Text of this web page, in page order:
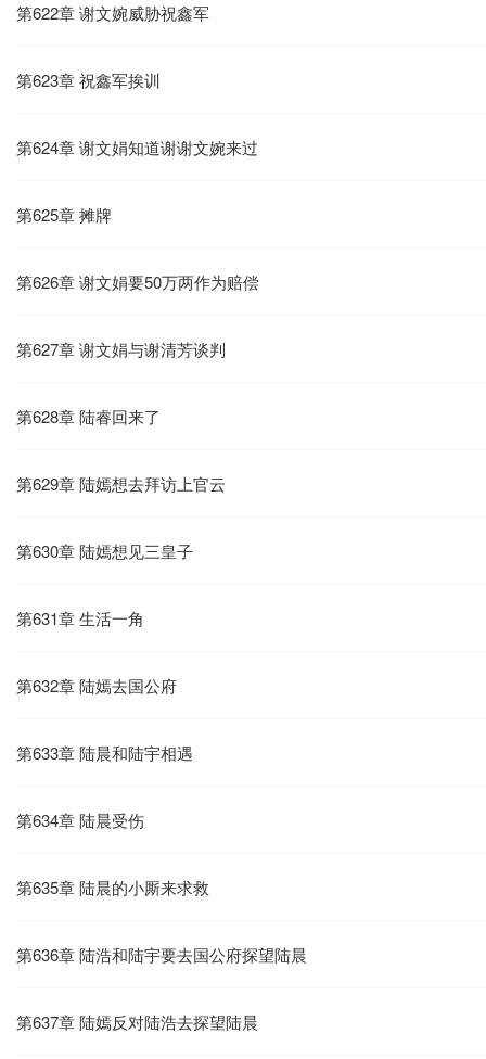
第622章 谢文婉威胁祝鑫军
第623章 祝鑫军挨训
第624章 谢文娟知道谢谢文婉来过
第625章 摊牌
第626章 谢文娟要50万两作为赔偿
第627章 谢文娟与谢清芳谈判
第628章 陆睿回来了
第629章 陆嫣想去拜访上官云
第630章 陆嫣想见三皇子
第631章 生活一角
第632章 陆嫣去国公府
第633章 陆晨和陆宇相遇
第634章 陆晨受伤
第635章 陆晨的小厮来求救
第636章 陆浩和陆宇要去国公府探望陆晨
第637章 陆嫣反对陆浩去探望陆晨